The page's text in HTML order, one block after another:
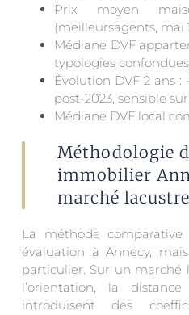
Prix moyen
(meilleursagents, mai
Médiane DVF
typologies
Évolution DVF 2 ans
post-2023, sensible sur
Médiane DVF local
Méthodologie
immobilier
marché lacustre
La méthode
évaluation à Annecy,
particulier. Sur un marché
l’orientation, la
introduisent des